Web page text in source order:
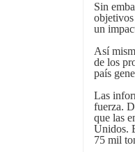
Sin
objetivos
un
Así
de los
país
Las
fuerza.
que las
Unidos.
75 mil